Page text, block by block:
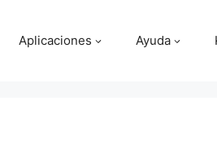
Aplicaciones Ayuda